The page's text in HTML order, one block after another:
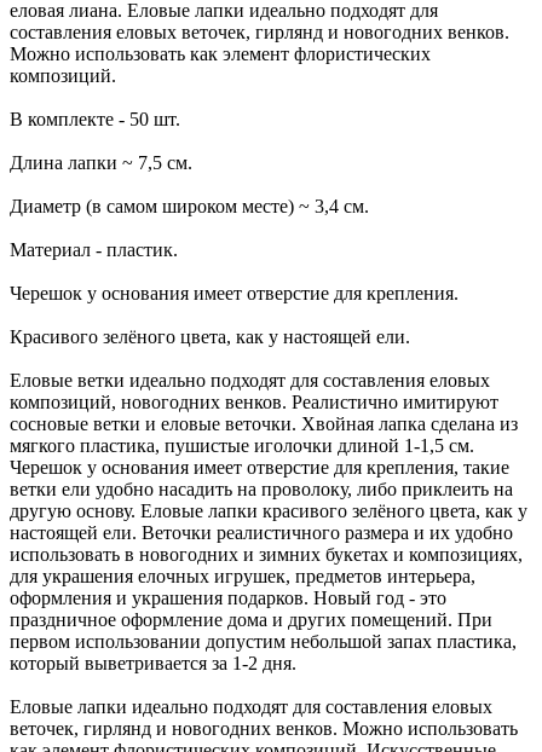
еловая лиана. Еловые лапки идеально подходят для
составления еловых веточек, гирлянд и новогодних венков.
Можно использовать как элемент флористических
композиций.
В комплекте - 50 шт.
Длина лапки ~ 7,5 см.
Диаметр (в самом широком месте) ~ 3,4 см.
Материал - пластик.
Черешок у основания имеет отверстие для крепления.
Красивого зелёного цвета, как у настоящей ели.
Еловые ветки идеально подходят для составления еловых
композиций, новогодних венков. Реалистично имитируют
сосновые ветки и еловые веточки. Хвойная лапка сделана из
мягкого пластика, пушистые иголочки длиной 1-1,5 см.
Черешок у основания имеет отверстие для крепления, такие
ветки ели удобно насадить на проволоку, либо приклеить на
другую основу. Еловые лапки красивого зелёного цвета, как у
настоящей ели. Веточки реалистичного размера и их удобно
использовать в новогодних и зимних букетах и композициях,
для украшения елочных игрушек, предметов интерьера,
оформления и украшения подарков. Новый год - это
праздничное оформление дома и других помещений. При
первом использовании допустим небольшой запах пластика,
который выветривается за 1-2 дня.
Еловые лапки идеально подходят для составления еловых
веточек, гирлянд и новогодних венков. Можно использовать